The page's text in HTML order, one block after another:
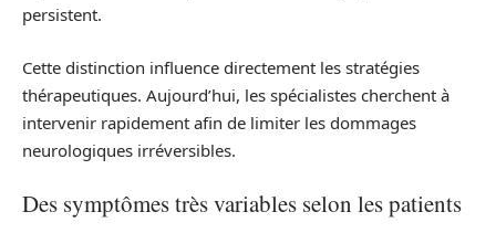
persistent.
Cette distinction influence directement les stratégies
thérapeutiques. Aujourd’hui, les spécialistes cherchent à
intervenir rapidement afin de limiter les dommages
neurologiques irréversibles.
Des symptômes très variables selon les patients